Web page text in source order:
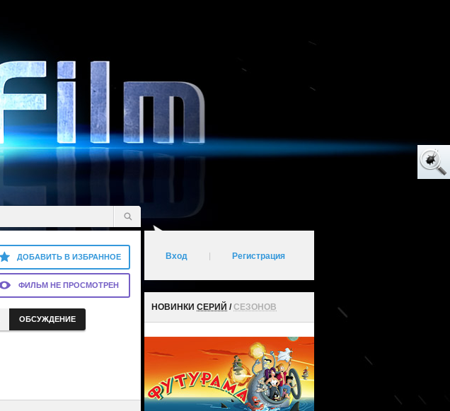
ДОБАВИТЬ В ИЗБРАННОЕ
ФИЛЬМ НЕ ПРОСМОТРЕН
ОБСУЖДЕНИЕ
Вход Регистрация
НОВИНКИ СЕРИЙ /СЕЗОНОВ